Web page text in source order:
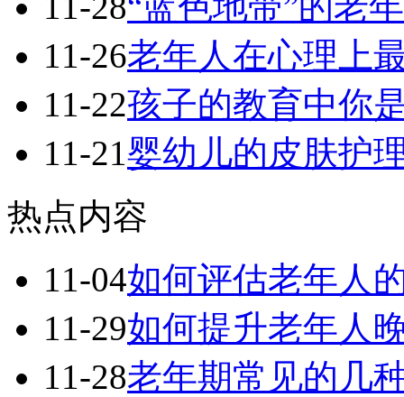
11-26老年人在心理上
11-22孩子的教育中你
11-21婴幼儿的皮肤护
热点内容
11-04如何评估老年人
11-29如何提升老年人
11-28老年期常见的几